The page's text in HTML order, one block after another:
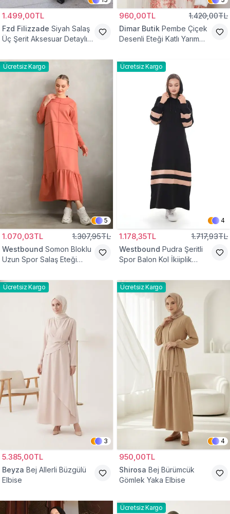
1.499,00TL
Fzd Filizzade Siyah Salaş
Üç Şerit Aksesuar Detaylı
960,00TL 1.420,00TL
Dimar Butik Pembe Çiçek
Desenli Eteği Katlı Yarım
Ücretsiz Kargo
5
1.070,03TL 1.307,95TL
Westbound Somon Bloklu
Uzun Spor Salaş Eteği
Ücretsiz Kargo
4
1.178,35TL 1.717,93TL
Westbound Pudra Şeritli
Spor Balon Kol İkiiplik
Ücretsiz Kargo
3
5.385,00TL
Beyza Bej Allerli Büzgülü
Elbise
Ücretsiz Kargo
4
950,00TL
Shirosa Bej Bürümcük
Gömlek Yaka Elbise
Ücretsiz Kargo